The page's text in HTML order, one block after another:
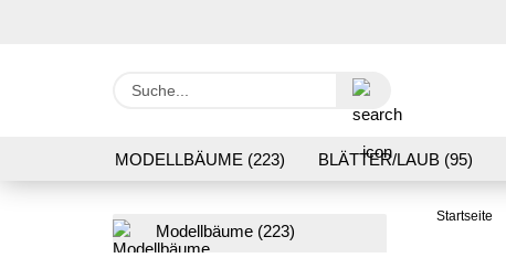
MODELLBÄUME (223) BLÄTTER/LAUB (95)
VERARBEITUNG/WERKZEUGE (16)
Startseite
Modellbäume (223)